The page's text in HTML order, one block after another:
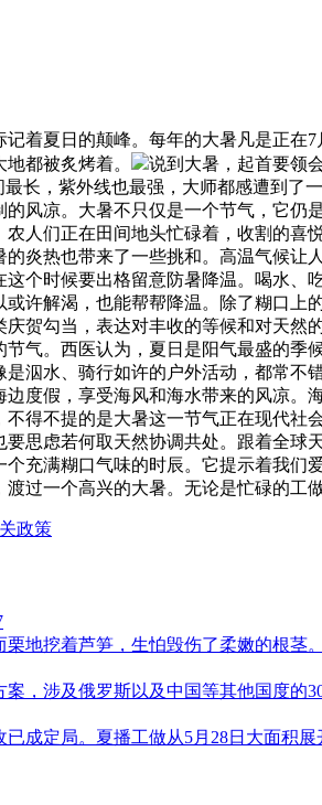
夏日的颠峰。每年的大暑凡是正在7
都被炙烤着。
说到大暑，起首要领
长，紫外线也最强，大师都感遭到
风凉。大暑不只仅是一个节气，它
人们正在田间地头忙碌着，收割的
炎热也带来了一些挑和。高温气候
个时候要出格留意防暑降温。喝水
许解渴，也能帮帮降温。除了糊口
贺勾当，表达对丰收的等候和对天
气。西医认为，夏日是阳气最盛的
泅水、骑行如许的户外活动，都常
度假，享受海风和海水带来的风凉
得不提的是大暑这一节气正在现代
思虑若何取天然协调共处。跟着全
充满糊口气味的时辰。它提示着我
过一个高兴的大暑。无论是忙碌的
政策
地挖着芦笋，生怕毁伤了柔嫩的根
，涉及俄罗斯以及中国等其他国度的
成定局。夏播工做从5月28日大面积